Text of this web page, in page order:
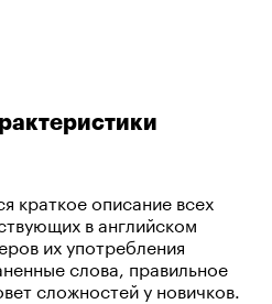
краткое описание всех
в английском
их употребления
слова, правильное
сложностей у новичков.